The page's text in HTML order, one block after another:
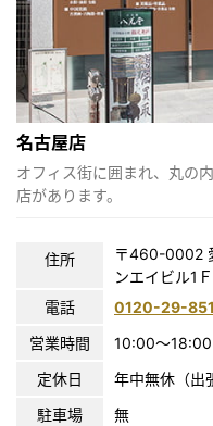
名古屋店
オフィス街に囲まれ、丸の
店があります。
住所
〒460-0002
ンエイビル1Ｆ
電話
0120-29-
営業時間
10:00〜18:00
定休日
年中無休（出
駐車場
無